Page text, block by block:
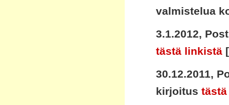
valmistelua
3.1.2012,
tästä linkistä
30.12.2011,
kirjoitus